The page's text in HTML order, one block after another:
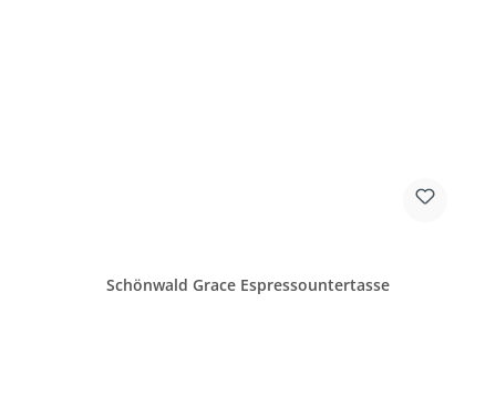
Schönwald Grace Espressountertasse